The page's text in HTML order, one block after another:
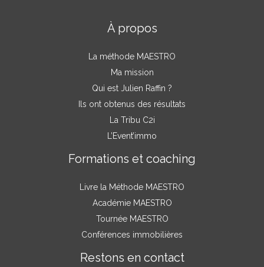
À propos
La méthode MAESTRO
Ma mission
Qui est Julien Raffin ?
Ils ont obtenus des résultats
La Tribu C2i
L’Event’immo
Formations et coaching
Livre la Méthode MAESTRO
Académie MAESTRO
Tournée MAESTRO
Conférences immobilières
Restons en contact